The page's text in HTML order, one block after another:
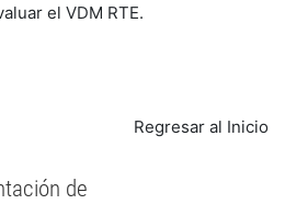
el VDM RTE.
Regresar al Inicio
de